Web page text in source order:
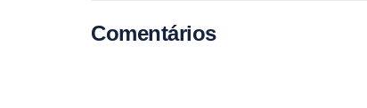
Comentários